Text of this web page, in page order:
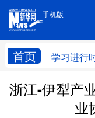
手机版
首页 学习进行
手机版
浙江-伊犁产
业